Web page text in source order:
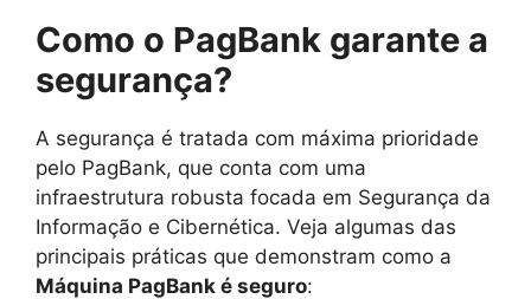
Como o PagBank garante a
segurança?
A segurança é tratada com máxima prioridade
pelo PagBank, que conta com uma
infraestrutura robusta focada em Segurança da
Informação e Cibernética. Veja algumas das
principais práticas que demonstram como a
Máquina PagBank é seguro: